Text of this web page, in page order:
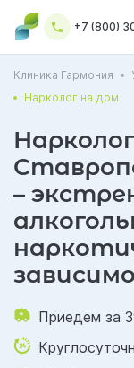
+7 (800)
Клиника Гармония
Нарколог на дом
–
Приедем за